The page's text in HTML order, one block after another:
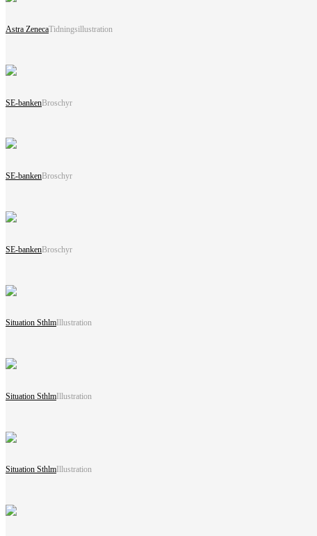
Astra ZenecaTidningsillustration
SE-bankenBroschyr
SE-bankenBroschyr
SE-bankenBroschyr
Situation Sthlm Illustration
Situation Sthlm Illustration
Situation SthlmIllustration